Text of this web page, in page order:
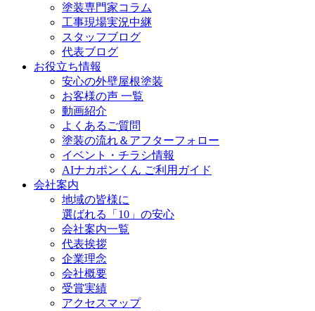
塗装専門家コラム
工事現場実況中継
スタッフブログ
代表ブログ
お役立ち情報
安心の外壁屋根塗装
お客様の声 一覧
動画紹介
よくあるご質問
塗装の流れ＆アフターフォロー
イベント・チラシ情報
AIナカポンくん ご利用ガイド
会社案内
地域の皆様に
選ばれる「10」の安心
会社案内一覧
代表挨拶
企業理念
会社概要
受賞実績
アクセスマップ